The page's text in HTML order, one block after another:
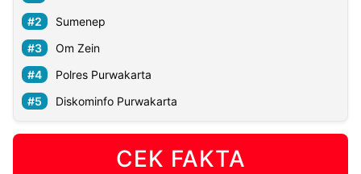
Sumenep
Om Zein
Polres Purwakarta
Diskominfo Purwakarta
CEK FAKTA